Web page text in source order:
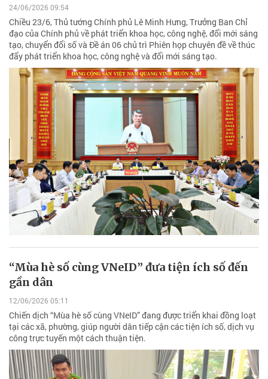
24/06/2026 09:54
Chiều 23/6, Thủ tướng Chính phủ Lê Minh Hưng, Trưởng Ban Chỉ
đạo của Chính phủ về phát triển khoa học, công nghệ, đổi mới sáng
tạo, chuyển đổi số và Đề án 06 chủ trì Phiên họp chuyên đề về thúc
đẩy phát triển khoa học, công nghệ và đổi mới sáng tạo.
“Mùa hè số cùng VNeID” đưa tiện ích số đến
gần dân
12/06/2026 05:11
Chiến dịch “Mùa hè số cùng VNeID” đang được triển khai đồng loạt
tại các xã, phường, giúp người dân tiếp cận các tiện ích số, dịch vụ
công trực tuyến một cách thuận tiện.